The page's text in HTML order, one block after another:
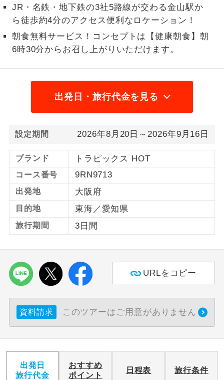
JR・名鉄・地下鉄の3社5路線が交わる金山駅か
ら徒歩約4分のアクセス便利なロケーション！
朝食無料サービス！コンセプトは【健康朝食】朝
6時30分からお召し上がりいただけます。
出発日・旅行代金を見る
設定期間 2026年8月20日～2026年9月16日
ブランド トラピックス HOT
コース番号 9RN9713
出発地 大阪府
目的地 東海／愛知県
旅行期間 3日間
URLをコピー
資料請求 このツアーはご用意がありません
出発日
旅行代金
おすすめ
ポイント
日程表 旅行条件
1名様催行
1名様から出発可能な個人型プランで
す。
2名様催行
2名様から出発可能な個人型プランで
す。
おひとり様参
おひとり様限定でご参加いただけるコー
スです。
ご夫婦限定でご参加いただけるコースで
す。
女性限定
女性限定でご参加いただけるコースで
年齢制限あり
ご参加にあたり年齢に制限があるコース
です。
航空会社指定
利用航空会社が指定なので、ご出発の計
ホテル指定
ご紹介するホテルを指定したコースで
す。
おひとり様バ
ス2席利用
おひとり様でバス席を2席利⽤できま
す。